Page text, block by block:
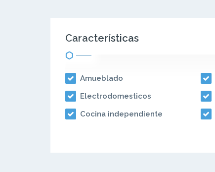
Características
Amueblado
Electrodomesticos
Cocina independiente